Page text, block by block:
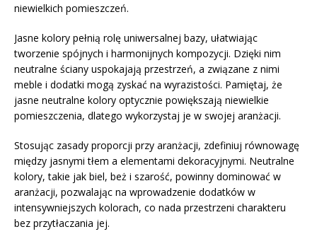
niewielkich pomieszczeń.
Jasne kolory pełnią rolę uniwersalnej bazy, ułatwiając
tworzenie spójnych i harmonijnych kompozycji. Dzięki nim
neutralne ściany uspokajają przestrzeń, a związane z nimi
meble i dodatki mogą zyskać na wyrazistości. Pamiętaj, że
jasne neutralne kolory optycznie powiększają niewielkie
pomieszczenia, dlatego wykorzystaj je w swojej aranżacji.
Stosując zasady proporcji przy aranżacji, zdefiniuj równowagę
między jasnymi tłem a elementami dekoracyjnymi. Neutralne
kolory, takie jak biel, beż i szarość, powinny dominować w
aranżacji, pozwalając na wprowadzenie dodatków w
intensywniejszych kolorach, co nada przestrzeni charakteru
bez przytłaczania jej.